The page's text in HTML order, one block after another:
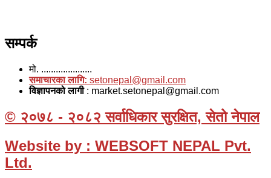
सम्पर्क
मो. .....................
समाचारका लागि: setonepal@gmail.com
विज्ञापनको लागी : market.setonepal@gmail.com
© २०७८ - २०८२ सर्वाधिकार सुरक्षित, सेतो नेपाल
Website by : WEBSOFT NEPAL Pvt.
Ltd.